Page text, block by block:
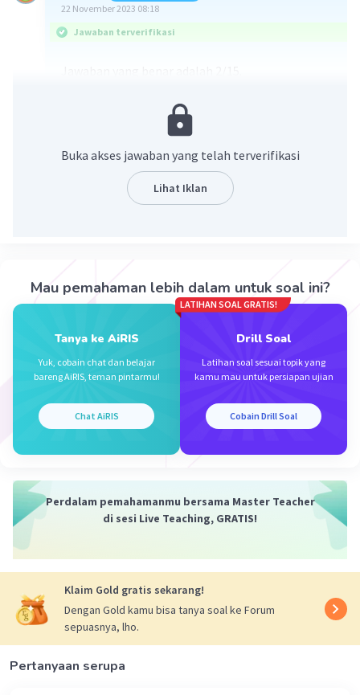
22 November 2023 08:18
Jawaban terverifikasi
13 1/3% = 40/3%
13 1/3% = (40/3) × (1/100)
13 1/3% = 40/300
13 1/3% = 40÷20/300÷20
Buka akses jawaban yang telah terverifikasi
Lihat Iklan
Mau pemahaman lebih dalam untuk soal ini?
Tanya ke AiRIS
Yuk, cobain chat dan belajar
bareng AiRIS, teman pintarmu!
Chat AiRIS
LATIHAN SOAL GRATIS!
Drill Soal
Latihan soal sesuai topik yang
kamu mau untuk persiapan ujian
Cobain Drill Soal
Perdalam pemahamanmu bersama Master Teacher
di sesi Live Teaching, GRATIS!
Klaim Gold gratis sekarang!
Dengan Gold kamu bisa tanya soal ke Forum
sepuasnya, lho.
Pertanyaan serupa